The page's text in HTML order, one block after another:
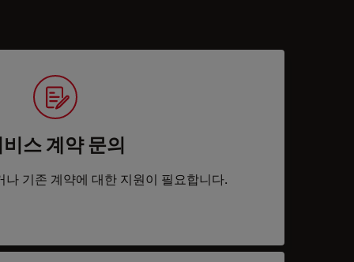
스 계약 문의
나 기존 계약에 대한 지원이 필요합니다.